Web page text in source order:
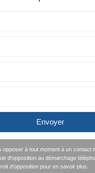
Envoyer
opposer à tout moment à un contact
d'opposition au démarchage
d'opposition pour en savoir plus.